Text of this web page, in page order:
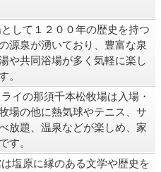
して１２００年の歴史を持つ
源泉が湧いており、豊富な泉
や共同浴場が多く気軽に楽し
。
イの那須千本松牧場は入場・
場の他に熱気球やテニス、サ
放題、温泉などが楽しめ、家
す。
塩原に縁のある文学や歴史を